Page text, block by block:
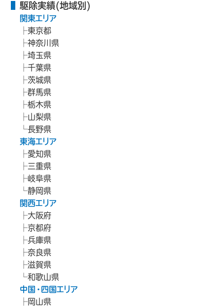
駆除実績(地域別)
関東エリア
東京都
神奈川県
埼玉県
千葉県
茨城県
群馬県
栃木県
山梨県
長野県
東海エリア
愛知県
三重県
岐阜県
静岡県
関西エリア
大阪府
京都府
兵庫県
奈良県
滋賀県
和歌山県
中国・四国エリア
岡山県